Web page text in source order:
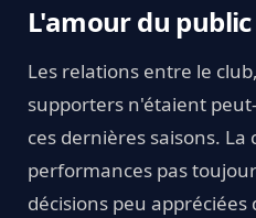
L'amour du
Les relations entre le
supporters n'étaient
ces dernières saisons. La
performances pas
décisions peu